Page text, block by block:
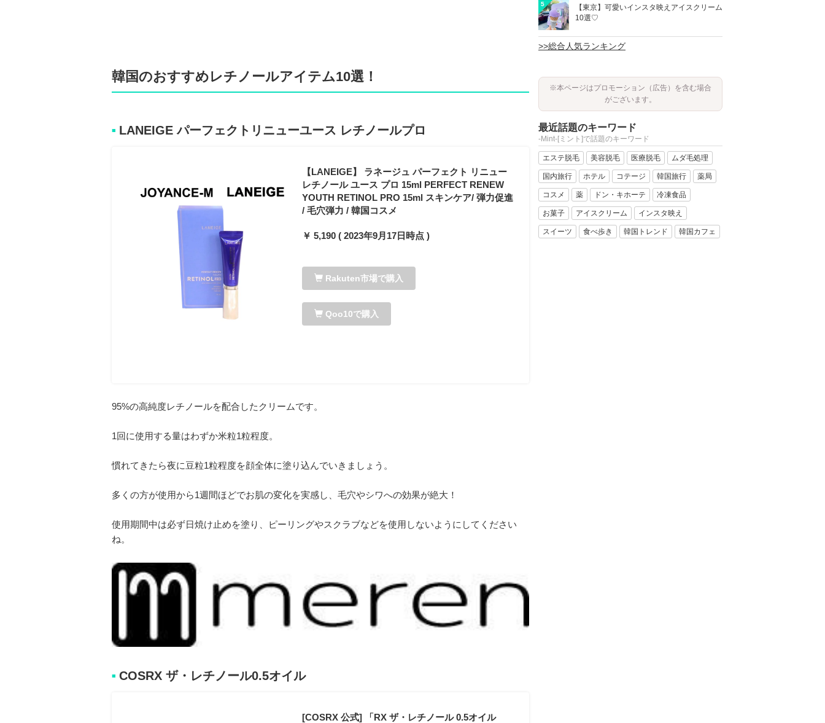
韓国のおすすめレチノールアイテム10選！
■ LANEIGE パーフェクトリニューユース レチノールプロ
【LANEIGE】 ラネージュ パーフェクト リニュー
レチノール ユース プロ 15ml PERFECT RENEW
YOUTH RETINOL PRO 15ml スキンケア/ 弾力促進
/ 毛穴弾力 / 韓国コスメ
￥ 5,190 ( 2023年9月17日時点 )
Rakuten市場で購入
Qoo10で購入
95%の高純度レチノールを配合したクリームです。
1回に使用する量はわずか米粒1粒程度。
慣れてきたら夜に豆粒1粒程度を顔全体に塗り込んでいきましょう。
多くの方が使用から1週間ほどでお肌の変化を実感し、毛穴やシワへの効果が絶大！
使用期間中は必ず日焼け止めを塗り、ピーリングやスクラブなどを使用しないようにしてください
ね。
■ COSRX ザ・レチノール0.5オイル
[COSRX 公式] 「RX ザ・レチノール 0.5オイル
5
【東京】可愛いインスタ映えアイスクリーム
10選♡
>>総合人気ランキング
※本ページはプロモーション（広告）を含む場合
がございます。
最近話題のキーワード
-Mint-[ミント]で話題のキーワード
エステ脱毛 美容脱毛 医療脱毛 ムダ毛処理
国内旅行 ホテル コテージ 韓国旅行 薬局
コスメ 薬 ドン・キホーテ 冷凍食品
お菓子 アイスクリーム インスタ映え
スイーツ 食べ歩き 韓国トレンド 韓国カフェ